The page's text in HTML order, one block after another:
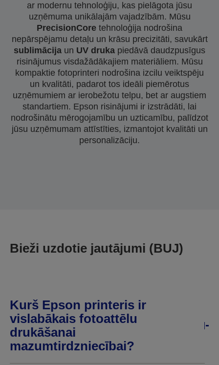
ar modernu tehnoloģiju, kas pielāgota jūsu
uzņēmuma unikālajām vajadzībām. Mūsu
PrecisionCore tehnoloģija nodrošina
nepārspējamu detaļu un krāsu precizitāti, savukārt
sublimācija un UV druka piedāvā daudzpusīgus
risinājumus visdažādākajiem materiāliem. Mūsu
kompaktie fotoprinteri nodrošina izcilu veiktspēju
un kvalitāti, padarot tos ideāli piemērotus
uzņēmumiem ar ierobežotu telpu, bet ar augstiem
standartiem. Epson risinājumi ir izstrādāti, lai
nodrošinātu mērogojamību un uzticamību, palīdzot
jūsu uzņēmumam attīstīties, izmantojot kvalitāti un
personalizāciju.
Bieži uzdotie jautājumi (BUJ)
Kurš Epson printeris ir
vislabākais fotoattēlu
drukāšanai
mazumtirdzniecībai?